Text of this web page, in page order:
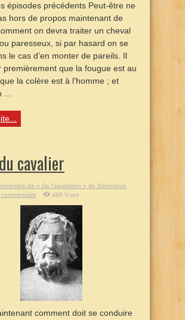
épisodes précédents Peut-être ne
hors de propos maintenant de
on devra traiter un cheval
paresseux, si par hasard on se
le cas d’en monter de pareils. Il
premièrement que la fougue est au
la colère est à l’homme ; et
cavalier
de « De l’équitation » de Xénophon
466 Vues
comment doit se conduire